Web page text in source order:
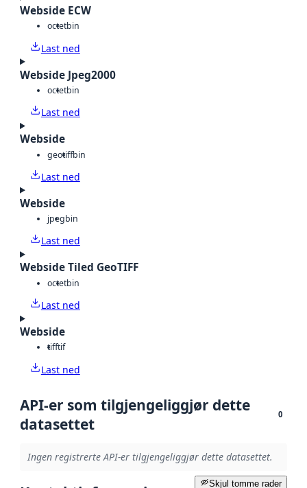
Webside ECW
octetbin
Last ned
Webside Jpeg2000
octetbin
Last ned
Webside
geotiffbin
Last ned
Webside
jpegbin
Last ned
Webside Tiled GeoTIFF
octetbin
Last ned
Webside
tifftif
Last ned
API-er som tilgjengeliggjør dette
datasettet
0
Ingen registrerte API-er tilgjengeliggjør dette datasettet.
Skjul tomme rader